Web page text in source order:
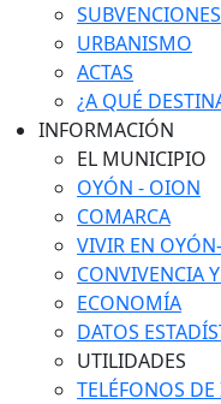
SUBVENCIONES
URBANISMO
ACTAS
¿A QUÉ
INFORMACIÓN
EL MUNICIPIO
OYÓN - OION
COMARCA
VIVIR EN
CONVIVENCIA
ECONOMÍA
DATOS
UTILIDADES
TELÉFONOS